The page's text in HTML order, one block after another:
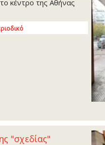
κέντρο της Αθήνας
"σχεδίας"